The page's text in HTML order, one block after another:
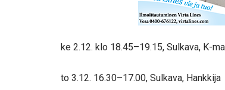
ke 2.12. klo 18.45–19.15, Sulkava, K-
to 3.12. 16.30–17.00, Sulkava, Hankkija